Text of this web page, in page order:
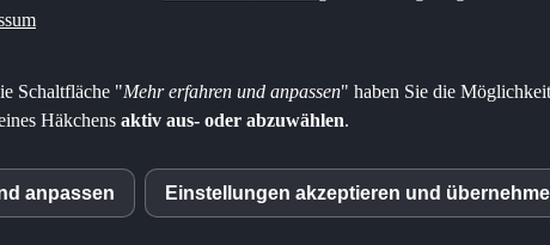
Schaltfläche "Mehr erfahren und anpassen" haben Sie die
Häkchens aktiv aus- oder abzuwählen.
anpassen Einstellungen akzeptieren und